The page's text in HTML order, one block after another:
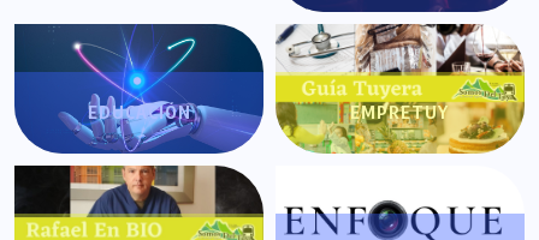
EDUCACIÓN EMPRETUY